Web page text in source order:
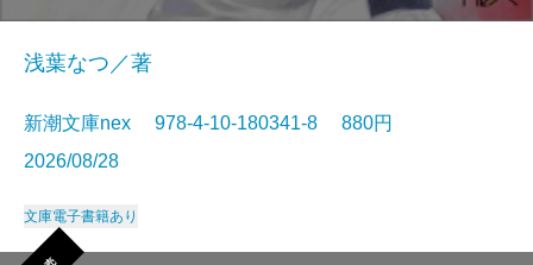
浅葉なつ／著
新潮文庫nex 978-4-10-180341-8 880円
2026/08/28
文庫電子書籍あり